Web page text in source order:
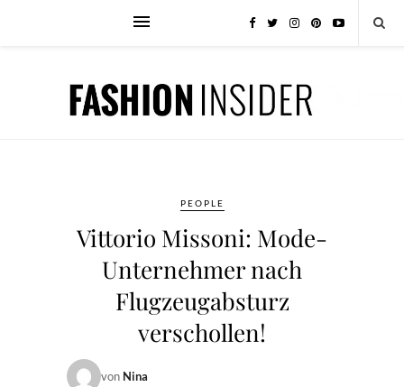
PEOPLE
Vittorio Missoni: Mode-
Unternehmer nach
Flugzeugabsturz
verschollen!
von Nina